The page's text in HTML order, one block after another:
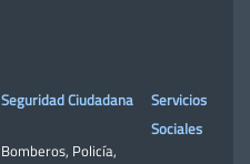
Seguridad Ciudadana
Bomberos, Policía,
Servicios
Sociales